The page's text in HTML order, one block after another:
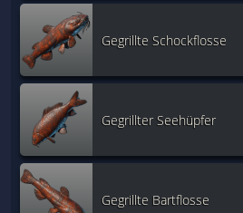
Gegrillte Schockflosse
Gegrillter Seehüpfer
Gegrillte Bartflosse